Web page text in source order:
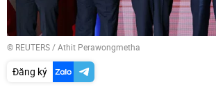
© REUTERS/ Athit Perawongmetha
Đăng ký